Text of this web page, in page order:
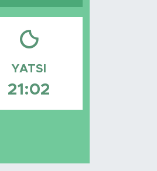
YATSI
21:02